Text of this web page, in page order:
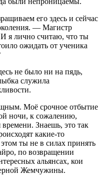
его здесь и сейчас
— Магистр
я лично считаю, что ты
ожидать от ученика
не было ни на пядь,
служила
Моё срочное отбытие
ночи, к сожалению,
Знаешь, это так
какие-то
ты не в силах принять
по возвращении
альянсах, кои
Жемчужины.